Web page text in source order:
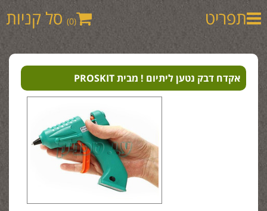
תפריט (0) סל קניות
אקדח דבק נטען ליתיום ! מבית PROSKIT